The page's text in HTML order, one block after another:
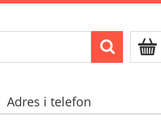
Adres i telefon